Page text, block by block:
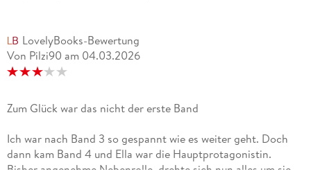
LovelyBooks-Bewertung
Von Pilzi90 am 04.03.2026
Zum Glück war das nicht der erste Band
Ich war nach Band 3 so gespannt wie es weiter geht. Doch
dann kam Band 4 und Ella war die Hauptprotagonistin.
Bisher angenehme Nebenrolle, drehte sich nun alles um sie